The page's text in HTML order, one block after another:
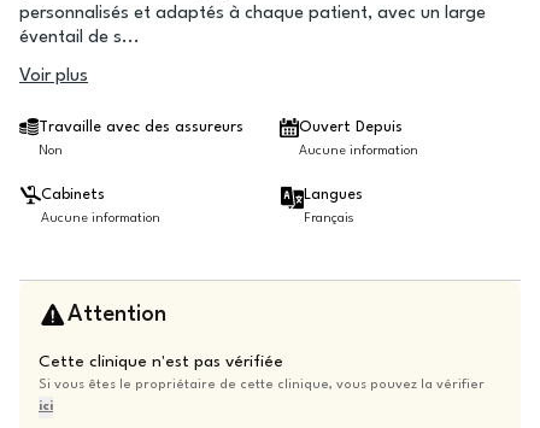
personnalisés et adaptés à chaque patient, avec un large
éventail de s...
Voir plus
Travaille avec des assureurs
Non
Ouvert Depuis
Aucune information
Cabinets
Aucune information
Langues
Français
Attention
Cette clinique n'est pas vérifiée
Si vous êtes le propriétaire de cette clinique, vous pouvez la vérifier
ici